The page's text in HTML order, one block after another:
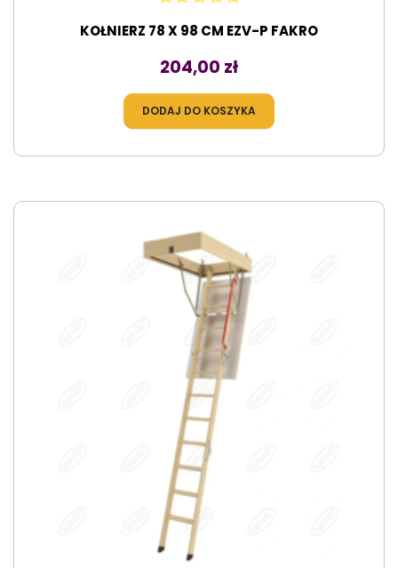
KOŁNIERZ 78 X 98 CM EZV-P FAKRO
Cena
204,00 zł
DODAJ DO KOSZYKA